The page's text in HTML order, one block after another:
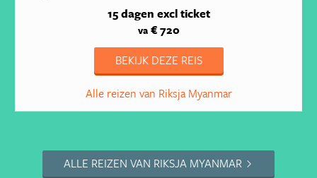
15 dagen excl ticket
va€ 720
BEKIJK DEZE REIS
Alle reizen van Riksja Myanmar
ALLE REIZEN VAN RIKSJA MYANMAR